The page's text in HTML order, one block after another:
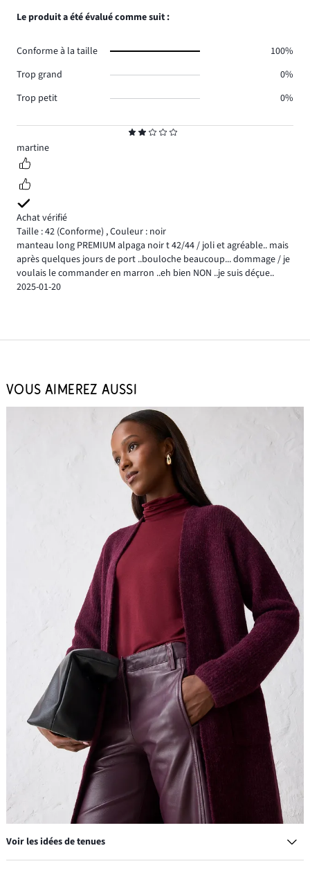
2
martine
Achat vérifié
Taille : 42 (Conforme) ,Couleur : noir
manteau long PREMIUM alpaga noir t 42/44 / joli et agréable.. mais
après quelques jours de port ..bouloche beaucoup... dommage / je
voulais le commander en marron ..eh bien NON ..je suis déçue..
2025-01-20
Le produit a été évalué comme suit :
Conforme à la taille
100%
Trop grand
0%
Trop petit
0%
VOUS AIMEREZ AUSSI
Voir les idées de tenues